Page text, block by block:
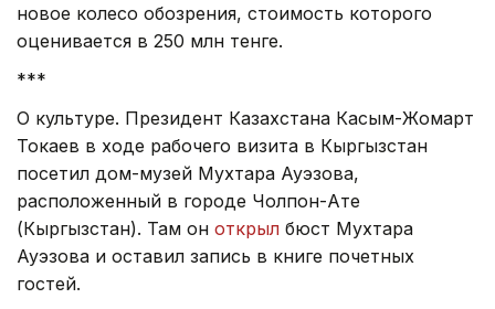
новое колесо обозрения, стоимость которого
оценивается в 250 млн тенге.
***
О культуре. Президент Казахстана Касым-Жомарт
Токаев в ходе рабочего визита в Кыргызстан
посетил дом-музей Мухтара Ауэзова,
расположенный в городе Чолпон-Ате
(Кыргызстан). Там он открыл бюст Мухтара
Ауэзова и оставил запись в книге почетных
гостей.